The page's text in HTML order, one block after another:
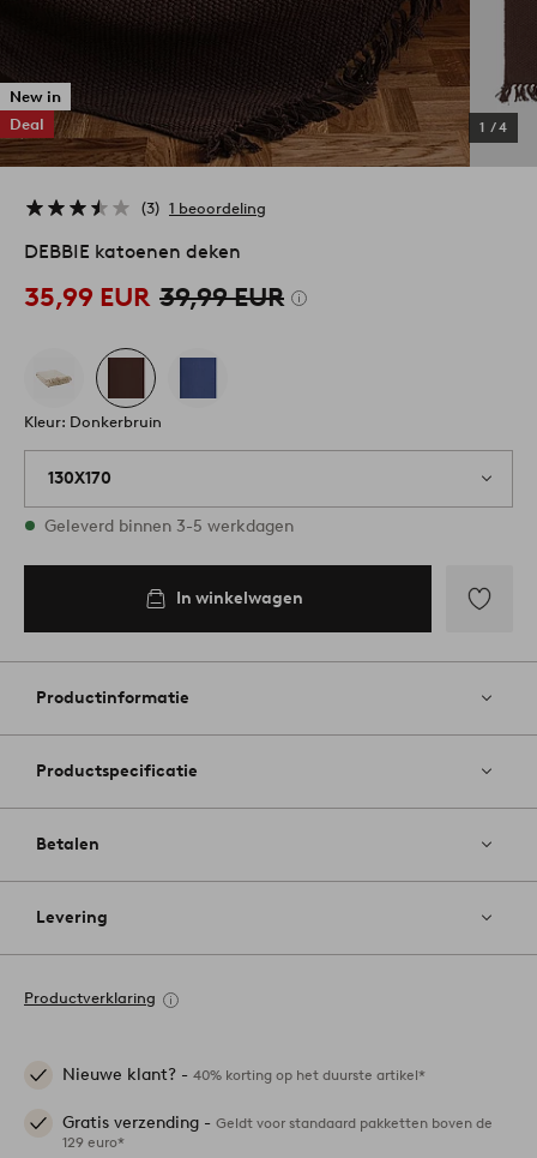
New in
Deal
1 /4
3 1 beoordeling
DEBBIE katoenen deken
35,99 EUR 39,99 EUR
Kleur: Donkerbruin
130X170
Op voorraad
Geleverd binnen 3-5 werkdagen
In winkelwagen
aan
Productinformatie
Productspecificatie
Betalen
Levering
Productverklaring
Nieuwe klant? - 40% korting op het duurste artikel*
Gratis verzending - Geldt voor standaard pakketten boven de
129 euro*